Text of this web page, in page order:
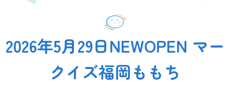
2026年5月29日NEWOPEN マー
クイズ福岡ももち